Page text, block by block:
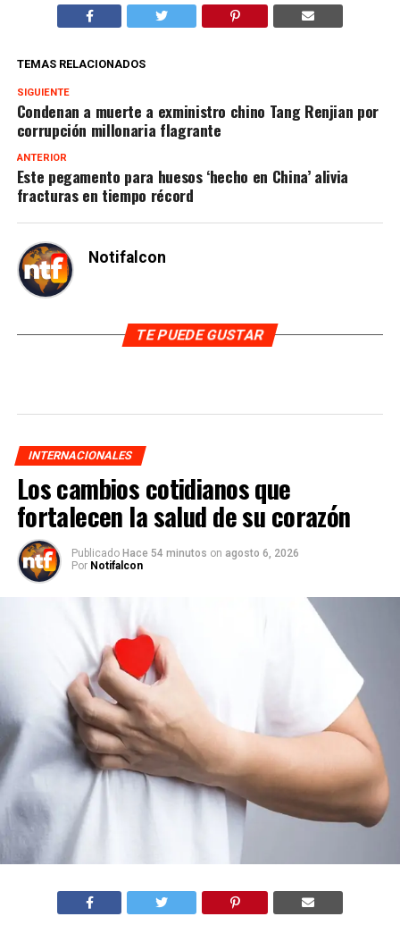
TEMAS RELACIONADOS
SIGUIENTE
Condenan a muerte a exministro chino Tang Renjian por
corrupción millonaria flagrante
ANTERIOR
Este pegamento para huesos ‘hecho en China’ alivia
fracturas en tiempo récord
Notifalcon
TE PUEDE GUSTAR
INTERNACIONALES
Los cambios cotidianos que
fortalecen la salud de su corazón
Publicado Hace 54 minutos on agosto 6, 2026
Por Notifalcon